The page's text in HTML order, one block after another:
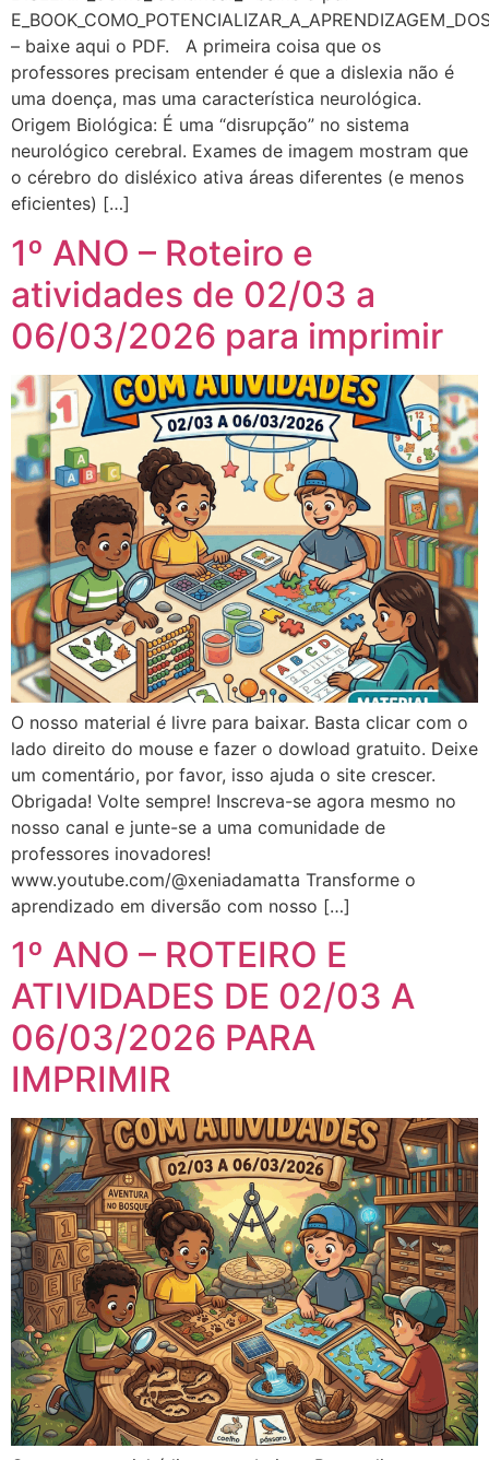
– baixe aqui o PDF. A primeira coisa que os
professores precisam entender é que a dislexia não é
uma doença, mas uma característica neurológica.
Origem Biológica: É uma “disrupção” no sistema
neurológico cerebral. Exames de imagem mostram que
o cérebro do disléxico ativa áreas diferentes (e menos
eficientes) […]
1º ANO – Roteiro e
atividades de 02/03 a
06/03/2026 para imprimir
O nosso material é livre para baixar. Basta clicar com o
lado direito do mouse e fazer o dowload gratuito. Deixe
um comentário, por favor, isso ajuda o site crescer.
Obrigada! Volte sempre! Inscreva-se agora mesmo no
nosso canal e junte-se a uma comunidade de
professores inovadores!
www.youtube.com/@xeniadamatta Transforme o
aprendizado em diversão com nosso […]
1º ANO – ROTEIRO E
ATIVIDADES DE 02/03 A
06/03/2026 PARA
IMPRIMIR